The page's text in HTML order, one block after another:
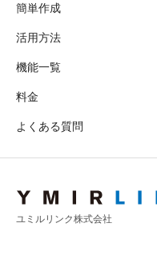
簡単作成
活用方法
機能一覧
料金
よくある質問
ユミルリンク株式会社